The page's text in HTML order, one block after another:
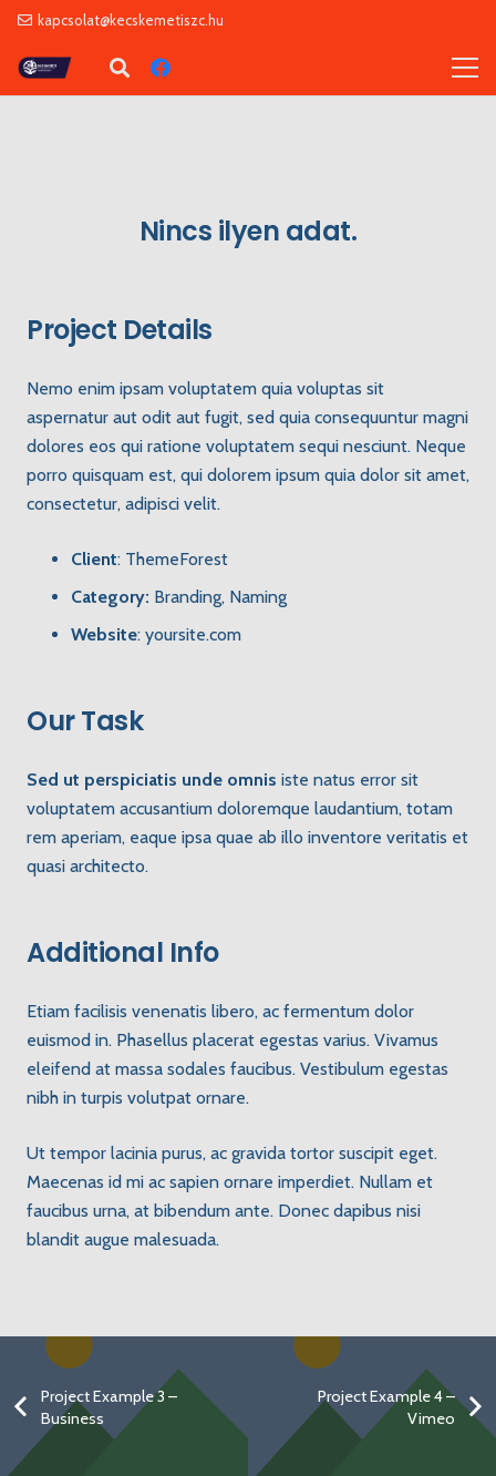
kapcsolat@kecskemetiszc.hu
Nincs ilyen adat.
Project Details
Nemo enim ipsam voluptatem quia voluptas sit
aspernatur aut odit aut fugit, sed quia consequuntur magni
dolores eos qui ratione voluptatem sequi nesciunt. Neque
porro quisquam est, qui dolorem ipsum quia dolor sit amet,
consectetur, adipisci velit.
Client: ThemeForest
Category: Branding, Naming
Website: yoursite.com
Our Task
Sed ut perspiciatis unde omnis iste natus error sit
voluptatem accusantium doloremque laudantium, totam
rem aperiam, eaque ipsa quae ab illo inventore veritatis et
quasi architecto.
Additional Info
Etiam facilisis venenatis libero, ac fermentum dolor
euismod in. Phasellus placerat egestas varius. Vivamus
eleifend at massa sodales faucibus. Vestibulum egestas
nibh in turpis volutpat ornare.
Ut tempor lacinia purus, ac gravida tortor suscipit eget.
Maecenas id mi ac sapien ornare imperdiet. Nullam et
faucibus urna, at bibendum ante. Donec dapibus nisi
blandit augue malesuada.
Project Example 3 –
Business
Project Example 4 –
Vimeo